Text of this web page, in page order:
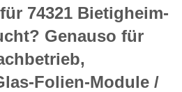
74321 Bietigheim-
Genauso für
Folien-Module /